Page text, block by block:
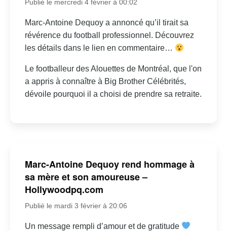
Publié le mercredi 4 février à 00:02
Marc-Antoine Dequoy a annoncé qu’il tirait sa
révérence du football professionnel. Découvrez
les détails dans le lien en commentaire…
Le footballeur des Alouettes de Montréal, que l'on
a appris à connaître à Big Brother Célébrités,
dévoile pourquoi il a choisi de prendre sa retraite.
Marc-Antoine Dequoy rend hommage à
sa mère et son amoureuse –
Hollywoodpq.com
Publié le mardi 3 février à 20:06
Un message rempli d’amour et de gratitude